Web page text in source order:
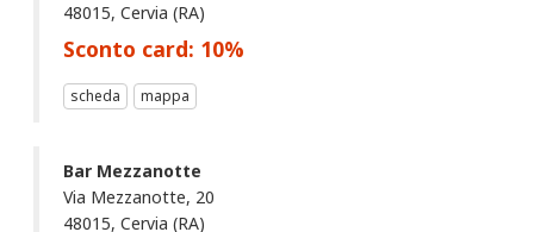
48015, Cervia (RA)
Sconto card: 10%
scheda mappa
Bar Mezzanotte
Via Mezzanotte, 20
48015, Cervia (RA)